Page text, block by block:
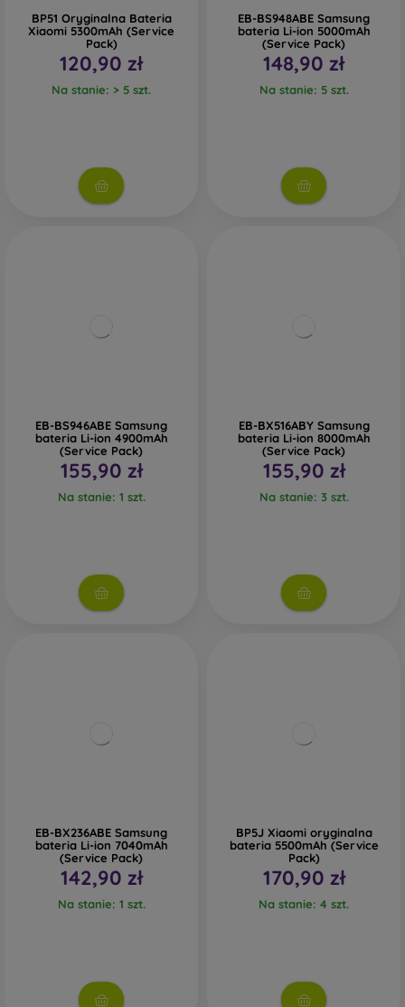
BP51 Oryginalna Bateria
Xiaomi 5300mAh (Service
Pack)
120,90 zł
Na stanie: > 5 szt.
EB-BS948ABE Samsung
bateria Li-ion 5000mAh
(Service Pack)
148,90 zł
Na stanie: 5 szt.
EB-BS946ABE Samsung
bateria Li-ion 4900mAh
(Service Pack)
155,90 zł
Na stanie: 1 szt.
EB-BX516ABY Samsung
bateria Li-ion 8000mAh
(Service Pack)
155,90 zł
Na stanie: 3 szt.
EB-BX236ABE Samsung
bateria Li-ion 7040mAh
(Service Pack)
142,90 zł
Na stanie: 1 szt.
BP5J Xiaomi oryginalna
bateria 5500mAh (Service
Pack)
170,90 zł
Na stanie: 4 szt.